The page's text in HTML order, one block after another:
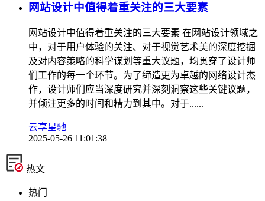
网站设计中值得着重关注的三大要素
网站设计中值得着重关注的三大要素 在网站设计领域之
中，对于用户体验的关注、对于视觉艺术美的深度挖掘
及对内容策略的科学谋划等重大议题，均贯穿了设计师
们工作的每一个环节。为了缔造更为卓越的网络设计杰
作，设计师们应当深度研究并深刻洞察这些关键议题，
并倾注更多的时间和精力到其中。对于......
云享星驰
2025-05-26 11:01:38
热文
热门